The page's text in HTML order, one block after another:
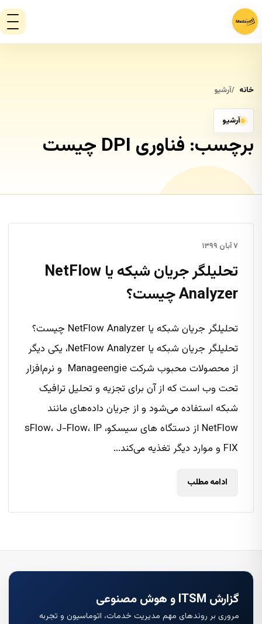
خانه آرشیو
آرشیو
برچسب: فناوری DPI چیست
۷ آبان ۱۳۹۹
تحلیلگر جریان شبکه یا NetFlow
Analyzer چیست؟
تحلیلگر جریان شبکه یا NetFlow Analyzer چیست؟
تحلیلگر جریان شبکه یا NetFlow Analyzer، یکی دیگر
از محصولات محبوب شرکت Manageengie و نرم‌افزار
تحت وب است که از آن برای تجزیه و تحلیل ترافیک
شبکه استفاده می‌شود و از جریان داده‌های مانند
NetFlow از دستگاه های سیسکو، sFlow، J-Flow، IP
FIX و موارد دیگر تغذیه می‌کند...
ادامه مطلب
گزارش ITSM و هوش مصنوعی
مروری بر روندهای مهم مدیریت خدمات، اتوماسیون و تجربه